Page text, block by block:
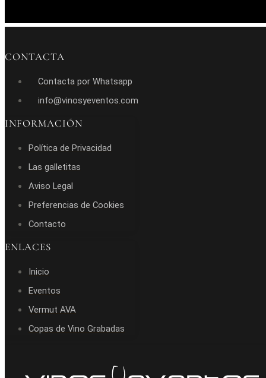
CONTACTA
Contacta por Whatsapp
info@vinosyeventos.com
INFORMACIÓN
Política de Privacidad
Las galletitas
Aviso Legal
Preferencias de Cookies
Contacto
ENLACES
Inicio
Eventos
Vermut AVA
Copas de Vino Grabadas